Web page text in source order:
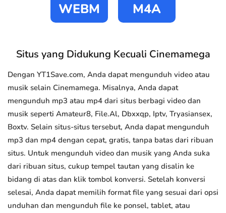
WEBM M4A
Situs yang Didukung Kecuali Cinemamega
Dengan YT1Save.com, Anda dapat mengunduh video atau
musik selain Cinemamega. Misalnya, Anda dapat
mengunduh mp3 atau mp4 dari situs berbagi video dan
musik seperti Amateur8, File.Al, Dbxxqp, Iptv, Tryasiansex,
Boxtv. Selain situs-situs tersebut, Anda dapat mengunduh
mp3 dan mp4 dengan cepat, gratis, tanpa batas dari ribuan
situs. Untuk mengunduh video dan musik yang Anda suka
dari ribuan situs, cukup tempel tautan yang disalin ke
bidang di atas dan klik tombol konversi. Setelah konversi
selesai, Anda dapat memilih format file yang sesuai dari opsi
unduhan dan mengunduh file ke ponsel, tablet, atau